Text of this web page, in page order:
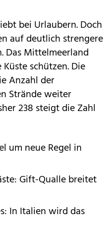
bei Urlaubern. Doch
auf deutlich strengere
Das Mittelmeerland
schützen. Die
Anzahl der
Strände weiter
238 steigt die Zahl
um neue Regel in
Gift-Qualle breitet
In Italien wird das